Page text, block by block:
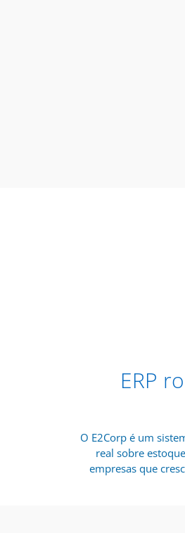
ERP
O E2Corp é um
real sobre
empresas que